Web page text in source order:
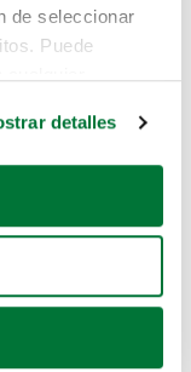
de seleccionar
Puede
geográfica
activamente
(huellas
detalles
estás